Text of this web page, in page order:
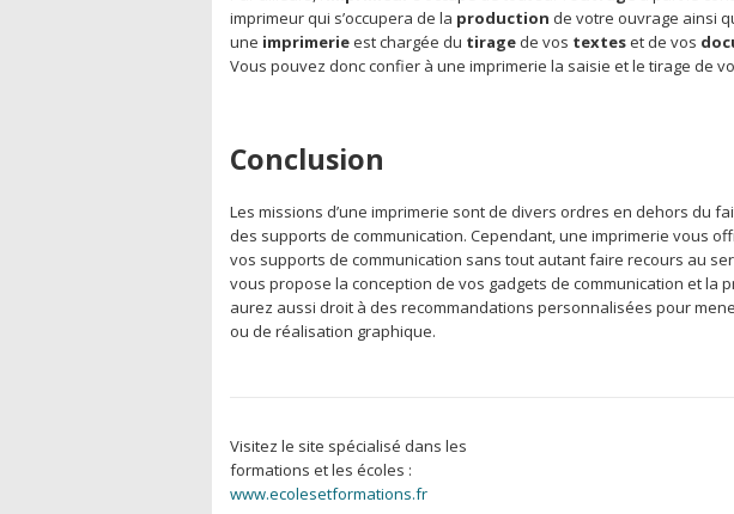
imprimeur qui s’occupera de la production de votre ouvrage ainsi
une imprimerieest chargée du tirage de vos texteset de vos
Vous pouvez donc confier à une imprimerie la saisie et le tirage de
Conclusion
Les missions d’une imprimerie sont de divers ordres en dehors du
des supports de communication. Cependant, une imprimerie vous
vos supports de communication sans tout autant faire recours au
vous propose la conception de vos gadgets de communication et la
aurez aussi droit à des recommandations personnalisées pour
ou de réalisation graphique.
Visitez le site spécialisé dans les
formations et les écoles :
www.ecolesetformations.fr